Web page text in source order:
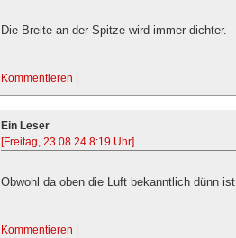
Die Breite an der Spitze wird immer dichter.
Kommentieren |
Ein Leser
[Freitag, 23.08.24 8:19 Uhr]
Obwohl da oben die Luft bekanntlich dünn ist.
Kommentieren |